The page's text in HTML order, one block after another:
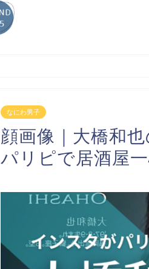
なにわ男子
顔画像｜大橋和
パリピで居酒屋一